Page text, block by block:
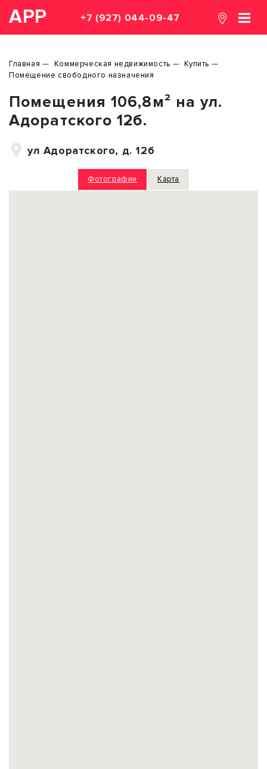
АРР +7 (927) 044-09-47
Главная Коммерческая недвижимость
Купить
Помещение свободного назначения
Помещения 106,8м² на ул.
Адоратского 12б.
ул Адоратского, д. 12б
Фотографии Карта